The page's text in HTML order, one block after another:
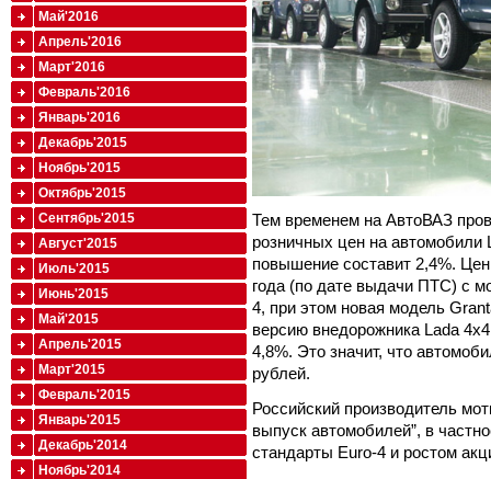
Тем временем на АвтоВАЗ
розничных цен на
повышение составит 2,4%.
года (по дате выдачи ПТС) с
4, при этом новая модель
версию внедорожника Lada
4,8%. Это значит, что
рублей.
Российский производитель
выпуск автомобилей”, в
стандарты Euro-4 и ростом
Май'2016
Апрель'2016
Март'2016
Февраль'2016
Январь'2016
Декабрь'2015
Ноябрь'2015
Октябрь'2015
Сентябрь'2015
Август'2015
Июль'2015
Июнь'2015
Май'2015
Апрель'2015
Март'2015
Февраль'2015
Январь'2015
Декабрь'2014
Ноябрь'2014